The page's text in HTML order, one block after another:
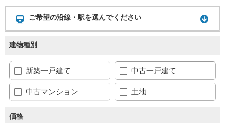
ご希望の沿線・駅を選んでください
建物種別
新築一戸建て 中古一戸建て
中古マンション 土地
価格